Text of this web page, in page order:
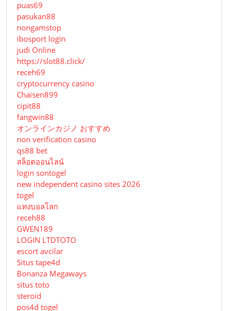
puas69
pasukan88
nongamstop
ibosport login
judi Online
https://slot88.click/
receh69
cryptocurrency casino
Chaisen899
cipit88
fangwin88
オンラインカジノ おすすめ
non verification casino
qs88 bet
สล็อตออนไลน์
login sontogel
new independent casino sites 2026
togel
แทงบอลโลก
receh88
GWEN189
LOGIN LTDTOTO
escort avcilar
Situs tape4d
Bonanza Megaways
situs toto
steroid
pos4d togel